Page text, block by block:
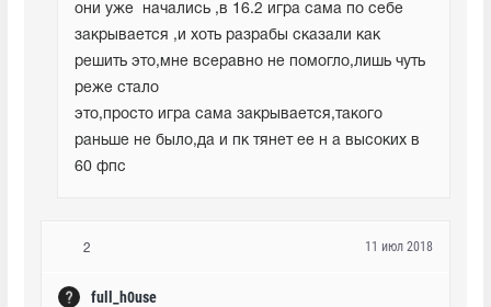
они уже  начались ,в 16.2 игра сама по себе
закрывается ,и хоть разрабы сказали как
решить это,мне всеравно не помогло,лишь чуть
реже стало
это,просто игра сама закрывается,такого
раньше не было,да и пк тянет ее н а высоких в
60 фпс
2
full_h0use
11 июл 2018